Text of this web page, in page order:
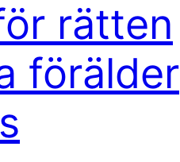
rätten
förälder